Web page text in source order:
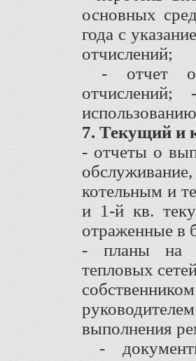
основных
года с
отчислений;
- отчет об
7. Текущий и
- отчеты о
котельным и
и 1-й кв.
отраженные в
- планы на
тепловых
выполнения
-